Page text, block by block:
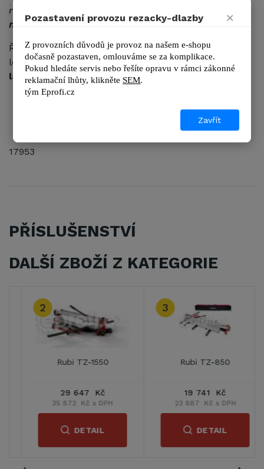
rovného řezu je
mm. Lámací síla je 1500 kg .
Řezačka je opatřena sklopnou rukojetí a kolečky
ložisky. Pro transport je možné použít zesílený
látkový vak.
Řezačka je dodávána s řezacím kolečkem 10
17953
PŘÍSLUŠENSTVÍ
DALŠÍ ZBOŽÍ Z KATEGORIE
2
Rubi TZ-1550
29 647 Kč
35 872 Kč s DPH
DETAIL
3
Rubi TZ-850
19 741 Kč
23 887 Kč s DPH
DETAIL
Pozastavení provozu rezacky-dlazby ×
Z provozních důvodů je provoz na našem e-shopu
dočasně pozastaven, omlouváme se za komplikace.
Pokud hledáte servis nebo řešíte opravu v rámci zákonné
reklamační lhůty, klikněte SEM.
tým Eprofi.cz
Zavřít